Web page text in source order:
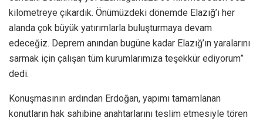
kilometreye çıkardık. Önümüzdeki dönemde Elazığ’ı her
alanda çok büyük yatırımlarla buluşturmaya devam
edeceğiz. Deprem anından bugüne kadar Elazığ’ın yaralarını
sarmak için çalışan tüm kurumlarımıza teşekkür ediyorum”
dedi.
Konuşmasının ardından Erdoğan, yapımı tamamlanan
konutların hak sahibine anahtarlarını teslim etmesiyle tören